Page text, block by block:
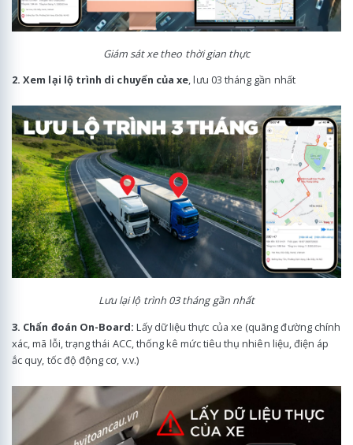
Giám sát xe theo thời gian thực
2. Xem lại lộ trình di chuyển của xe, lưu 03 tháng gần nhất
Lưu lại lộ trình 03 tháng gần nhất
3. Chẩn đoán On-Board: Lấy dữ liệu thực của xe (quãng đường chính
xác, mã lỗi, trạng thái ACC, thống kê mức tiêu thụ nhiên liệu, điện áp
ắc quy, tốc độ động cơ, v.v.)